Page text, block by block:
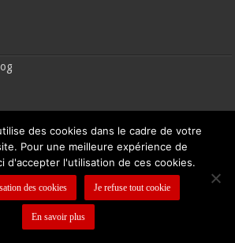
Toulouse Blog | CNIL N° 1391640
contacter Mentions légales
des cookies dans le cadre de votre
Pour une meilleure expérience de
d'accepter l'utilisation de ces cookies.
des cookies Je refuse tout cookie
En savoir plus